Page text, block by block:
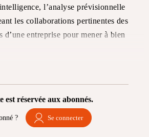
l’analyse prévisionnelle
les collaborations pertinentes des
d’une entreprise pour mener à bien
est réservée aux abonnés.
? Se connecter